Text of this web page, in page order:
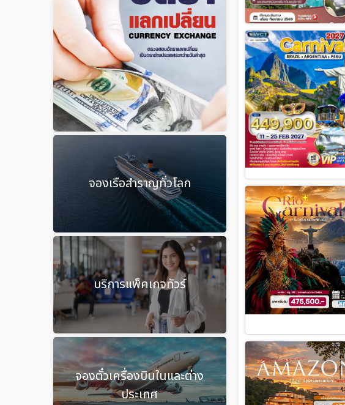
จองเรือสำราญทั่วโลก
บริการแพ็คเกจทัวร์
จองตั๋วเครื่องบินในและต่าง
ประเทศ